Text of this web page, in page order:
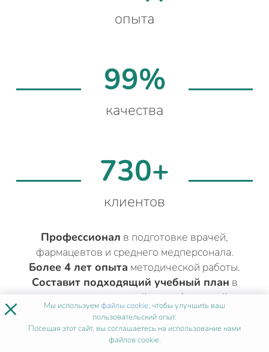
опыта
99%
качества
730+
клиентов
Профессионал в подготовке врачей,
фармацевтов и среднего медперсонала.
Более 4 лет опыта методической работы.
Составит подходящий учебный план в
соответствии с вашей квалификацией.
ДРУГИЕ МЕДИЦИНСКИЕ КУРСЫ
× Мы используемфайлы cookie, чтобы улучшить ваш
пользовательский опыт.
Посещая этот сайт, вы соглашаетесь на использование нами
файлов cookie.